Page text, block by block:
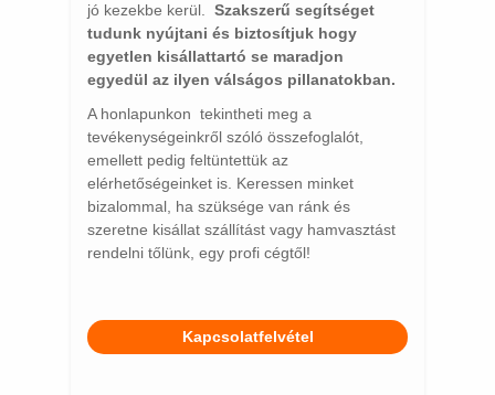
jó kezekbe kerül. Szakszerű segítséget
tudunk nyújtani és biztosítjuk hogy
egyetlen kisállattartó se maradjon
egyedül az ilyen válságos pillanatokban.
A honlapunkon tekintheti meg a
tevékenységeinkről szóló összefoglalót,
emellett pedig feltüntettük az
elérhetőségeinket is. Keressen minket
bizalommal, ha szüksége van ránk és
szeretne kisállat szállítást vagy hamvasztást
rendelni tőlünk, egy profi cégtől!
Kapcsolatfelvétel